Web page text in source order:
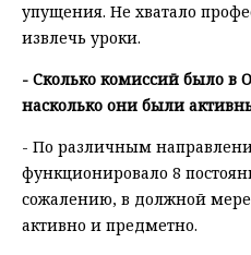
упущения. Не хватало
извлечь уроки.
- Сколько комиссий было в
насколько они были
- По различным
функционировало 8
сожалению, в должной мере
активно и предметно.